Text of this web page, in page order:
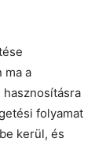
ma a
folyamat
kerül, és